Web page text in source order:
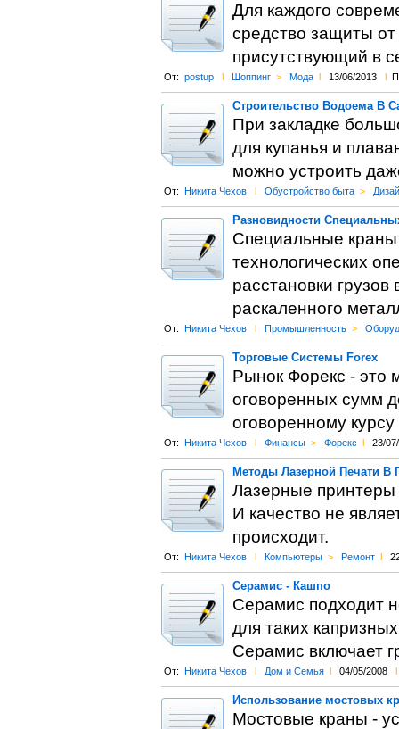
Для каждого
средство защиты
присутствующий в
От: postup l Шоппинг > Мода l 13/06/2013 l
Строительство Водоема В
При закладке
для купанья и
можно устроить
От: Никита Чехов l Обустройство быта >
Разновидности
Специальные
технологических
расстановки
раскаленного
От: Никита Чехов l Промышленность >
Торговые Системы Forex
Рынок Форекс - это
оговоренных сумм
оговоренному
От: Никита Чехов l Финансы > Форекс l 23/
Методы Лазерной Печати В
Лазерные принтеры
И качество не
происходит.
От: Никита Чехов l Компьютеры > Ремонт l
Серамис - Кашпо
Серамис подходит
для таких
Серамис включает
От: Никита Чехов l Дом и Семья l 04/05/2008 l
Использование мостовых
Мостовые краны -